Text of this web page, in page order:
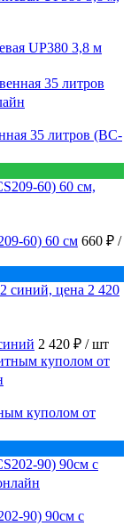
UP380 3,8 м
35 литров (BC-
60) 60 см 660 ₽ /
2 420 ₽ / шт
куполом от
90) 90см с